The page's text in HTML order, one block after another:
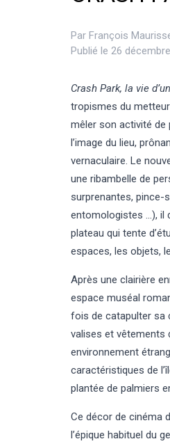
Par François
Publié le 26
Crash Park, la vie
tropismes du
mêler son activité de
l’image du lieu,
vernaculaire. Le
une ribambelle de
surprenantes, pince-
entomologistes …), il
plateau qui tente
espaces, les objets,
Après une clairière
espace muséal
fois de catapulter sa
valises et vêtements
environnement
caractéristiques de
plantée de palmiers
Ce décor de cinéma
l’épique habituel du